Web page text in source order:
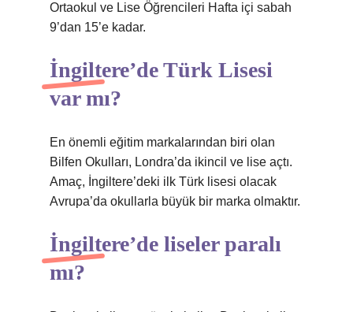
Ortaokul ve Lise Öğrencileri Hafta içi sabah
9’dan 15’e kadar.
İngiltere’de Türk Lisesi
var mı?
En önemli eğitim markalarından biri olan
Bilfen Okulları, Londra’da ikincil ve lise açtı.
Amaç, İngiltere’deki ilk Türk lisesi olacak
Avrupa’da okullarla büyük bir marka olmaktır.
İngiltere’de liseler paralı
mı?